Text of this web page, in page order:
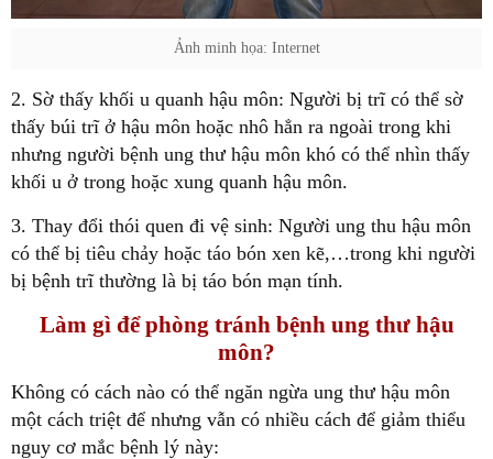
Ảnh minh họa: Internet
2. Sờ thấy khối u quanh hậu môn: Người bị trĩ có thể sờ
thấy búi trĩ ở hậu môn hoặc nhô hẳn ra ngoài trong khi
nhưng người bệnh ung thư hậu môn khó có thể nhìn thấy
khối u ở trong hoặc xung quanh hậu môn.
3. Thay đổi thói quen đi vệ sinh: Người ung thu hậu môn
có thể bị tiêu chảy hoặc táo bón xen kẽ,…trong khi người
bị bệnh trĩ thường là bị táo bón mạn tính.
Làm gì để phòng tránh bệnh ung thư hậu
môn?
Không có cách nào có thể ngăn ngừa ung thư hậu môn
một cách triệt để nhưng vẫn có nhiều cách để giảm thiểu
nguy cơ mắc bệnh lý này: